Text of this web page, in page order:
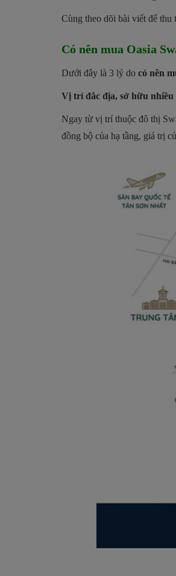
Cùng theo dõi bài viết để
Có nên mua Oasia
Dưới đây là 3 lý do có nên
Vị trí đắc địa, sở hữu nhiều
Ngay từ vị trí thuộc đô thị
đồng bộ của hạ tầng, giá trị